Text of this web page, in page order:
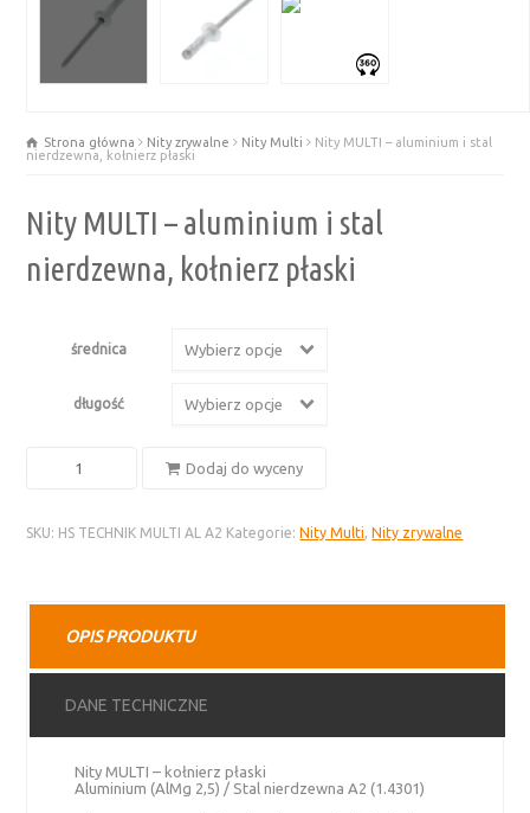
Strona główna Nity zrywalne Nity Multi
Nity MULTI – aluminium i stal
nierdzewna, kołnierz płaski
Nity MULTI – aluminium i stal
nierdzewna, kołnierz płaski
średnica Wybierz opcje
długość Wybierz opcje
–
nierdzewna,
kołnierz
Dodaj do wyceny
SKU: HS TECHNIK MULTI AL A2 Kategorie:Nity Multi,Nity zrywalne
OPIS PRODUKTU
DANE TECHNICZNE
Nity MULTI – kołnierz płaski
Aluminium (AlMg 2,5) / Stal nierdzewna A2 (1.4301)